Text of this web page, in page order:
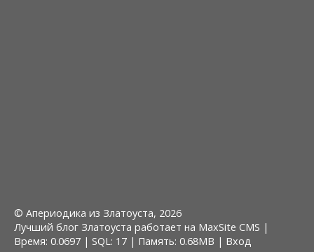
© Апериодика из Златоуста, 2026
Лучший блог Златоуста работает на MaxSite CMS |
Время: 0.0697 | SQL: 17 | Память: 0.68MB | Вход